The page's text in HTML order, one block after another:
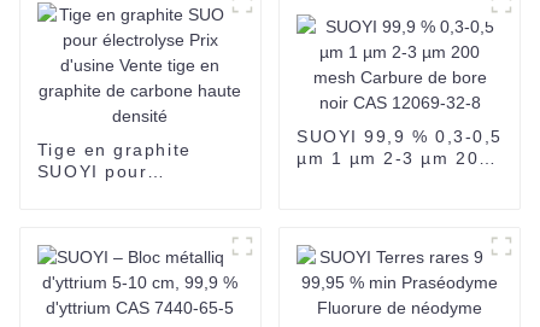
Tige en graphite
SUOYI pour
haute densité
SUOYI 99,9 % 0,3-0,5
µm 1 µm 2-3 µm 200